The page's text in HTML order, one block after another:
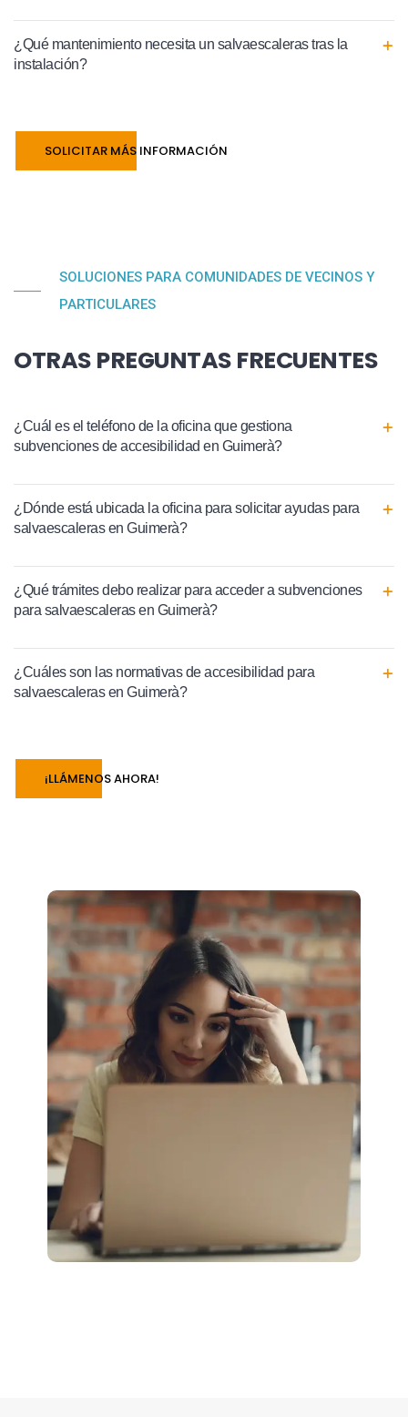
¿Qué mantenimiento necesita un salvaescaleras tras la
instalación?
SOLICITAR MÁS INFORMACIÓN
SOLUCIONES PARA COMUNIDADES DE VECINOS Y
PARTICULARES
OTRAS PREGUNTAS FRECUENTES
¿Cuál es el teléfono de la oficina que gestiona
subvenciones de accesibilidad en Guimerà?
¿Dónde está ubicada la oficina para solicitar ayudas para
salvaescaleras en Guimerà?
¿Qué trámites debo realizar para acceder a subvenciones
para salvaescaleras en Guimerà?
¿Cuáles son las normativas de accesibilidad para
salvaescaleras en Guimerà?
¡LLÁMENOS AHORA!